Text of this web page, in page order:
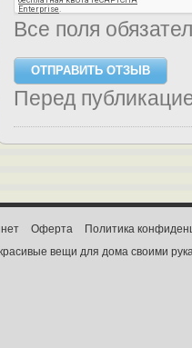
Все поля
Перед
вещи для дома своими
Оферта Политика